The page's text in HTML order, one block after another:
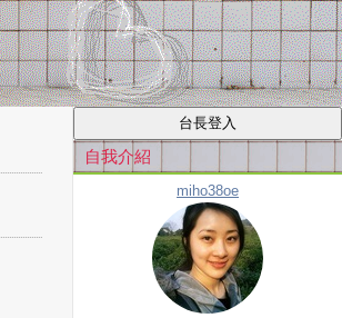
自我介紹
miho38oe